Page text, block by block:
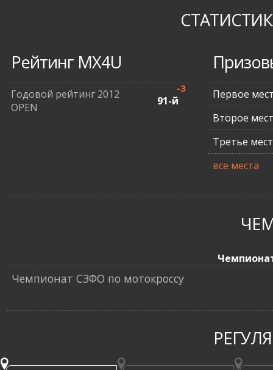
Рейтинг MX4U
Годовой рейтинг 2012
OPEN
91-й
-3
Первое
Второе
Третье
все места
Чемпионат СЗФО по мотокроссу